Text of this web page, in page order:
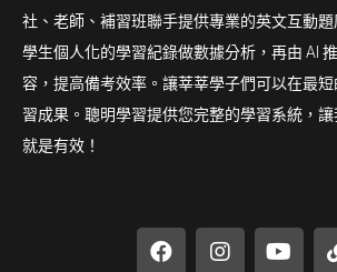
社、老師、補習班聯手提供專業的英文互動
學生個人化的學習紀錄做數據分析，再由 AI
容，提高備考效率。讓莘莘學子們可以在最
習成果。聰明學習提供您完整的學習系統，讓
就是有效！